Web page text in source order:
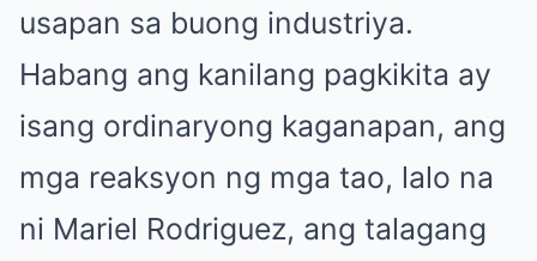
usapan sa buong industriya.
Habang ang kanilang pagkikita ay
isang ordinaryong kaganapan, ang
mga reaksyon ng mga tao, lalo na
ni Mariel Rodriguez, ang talagang